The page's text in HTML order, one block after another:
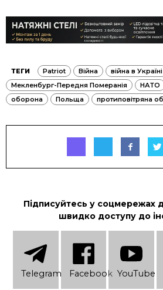
ТЕГИ Patriot Війна війна в Україні
Мекленбург-Передня Померанія
НАТО
оборона
Польща протиповітряна
Підписуйтесь у соцмережах
швидко доступу до
Telеgram Facebook YouTube